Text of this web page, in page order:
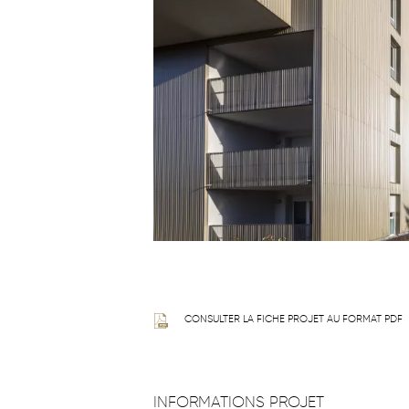
CONSULTER LA FICHE PROJET AU FORMAT PDF
INFORMATIONS PROJET